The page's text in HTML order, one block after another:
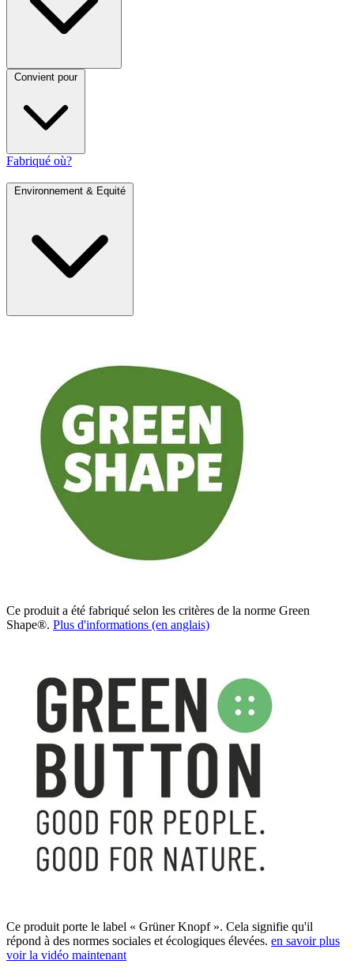
Convient pour
Fabriqué où?
Environnement & Equité
Ce produit a été fabriqué selon les critères de la norme Green
Shape®. Plus d'informations (en anglais)
Ce produit porte le label « Grüner Knopf ». Cela signifie qu'il
répond à des normes sociales et écologiques élevées. en savoir plus
voir la vidéo maintenant